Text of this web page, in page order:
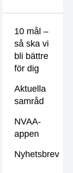
10 mål –
så ska vi
bli bättre
för dig
Aktuella
samråd
NVAA-
appen
Nyhetsbrev